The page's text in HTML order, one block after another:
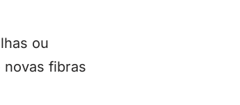
ou
novas fibras